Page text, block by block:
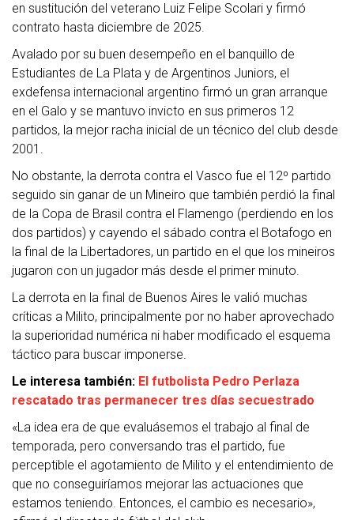
en sustitución del veterano Luiz Felipe Scolari y firmó
contrato hasta diciembre de 2025.
Avalado por su buen desempeño en el banquillo de
Estudiantes de La Plata y de Argentinos Juniors, el
exdefensa internacional argentino firmó un gran arranque
en el Galo y se mantuvo invicto en sus primeros 12
partidos, la mejor racha inicial de un técnico del club desde
2001.
No obstante, la derrota contra el Vasco fue el 12º partido
seguido sin ganar de un Mineiro que también perdió la final
de la Copa de Brasil contra el Flamengo (perdiendo en los
dos partidos) y cayendo el sábado contra el Botafogo en
la final de la Libertadores, un partido en el que los mineiros
jugaron con un jugador más desde el primer minuto.
La derrota en la final de Buenos Aires le valió muchas
críticas a Milito, principalmente por no haber aprovechado
la superioridad numérica ni haber modificado el esquema
táctico para buscar imponerse.
Le interesa también: El futbolista Pedro Perlaza
rescatado tras permanecer tres días secuestrado
«La idea era de que evaluásemos el trabajo al final de
temporada, pero conversando tras el partido, fue
perceptible el agotamiento de Milito y el entendimiento de
que no conseguiríamos mejorar las actuaciones que
estamos teniendo. Entonces, el cambio es necesario»,